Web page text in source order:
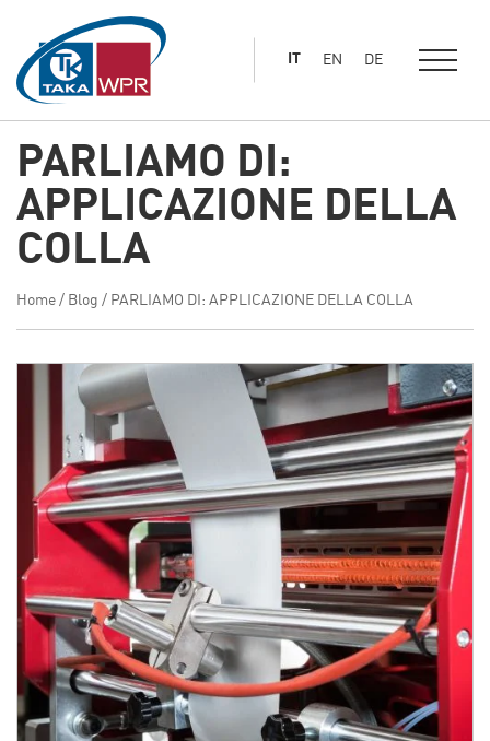
contenuto
principale
IT EN DE
PARLIAMO DI:
APPLICAZIONE DELLA
COLLA
Home / Blog / PARLIAMO DI: APPLICAZIONE DELLA COLLA